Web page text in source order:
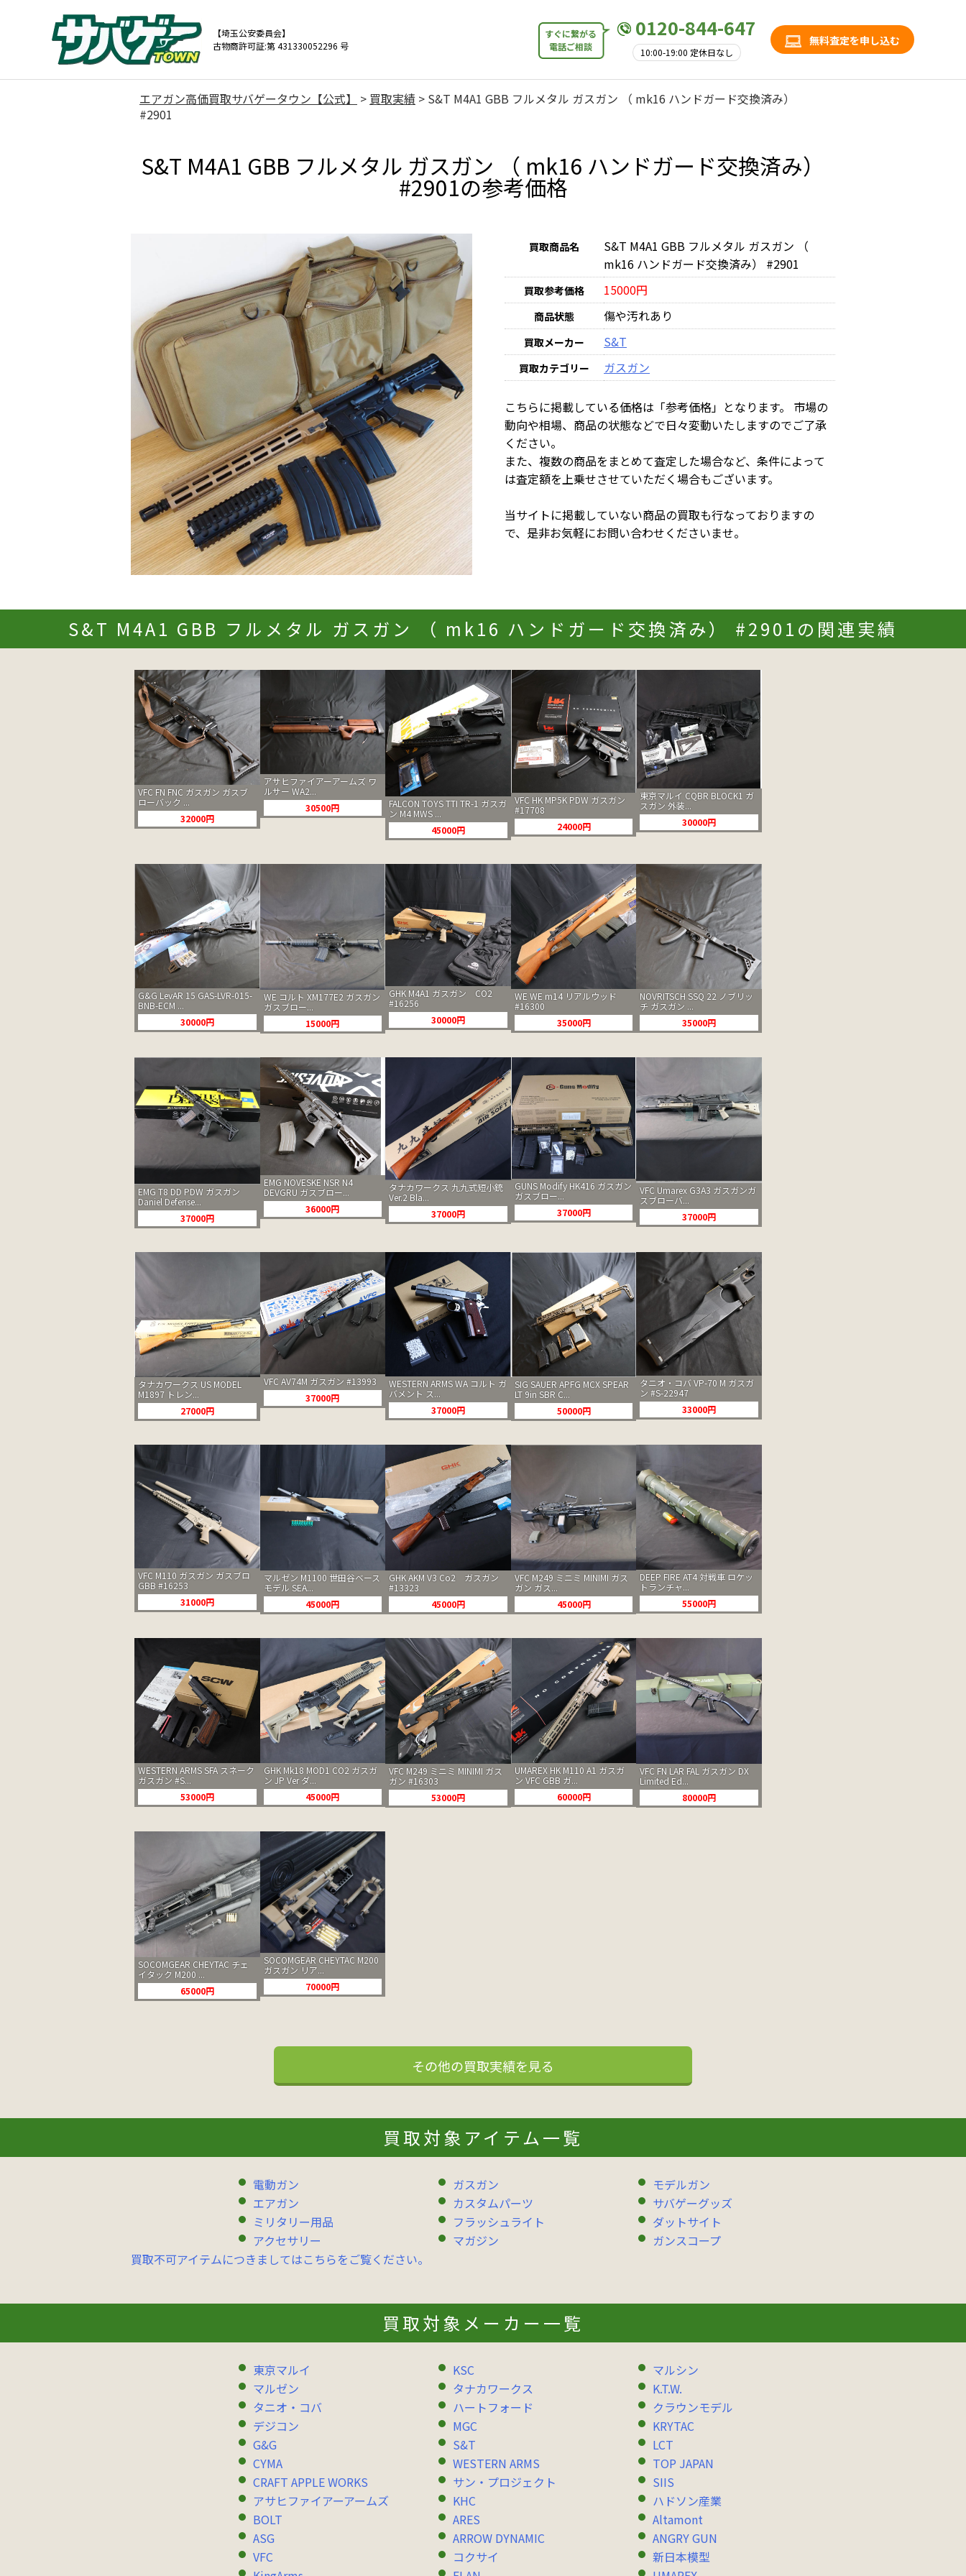
【埼玉公安委員会】
古物商許可証:第 431330052296 号
0120-844-647
10:00-19:00 定休日なし
すぐに繋がる
電話ご相談
無料査定を申し込む
エアガン高価買取サバゲータウン【公式】 > 買取実績 > S&T M4A1 GBB フルメタル ガスガン （ mk16 ハンドガード交換済み）
#2901
S&T M4A1 GBB フルメタル ガスガン （ mk16 ハンドガード交換済み）
#2901の参考価格
買取商品名
S&T M4A1 GBB フルメタル ガスガン （
mk16 ハンドガード交換済み） #2901
買取参考価格 15000円
商品状態 傷や汚れあり
買取メーカー S&T
買取カテゴリー ガスガン
こちらに掲載している価格は「参考価格」となります。 市場の
動向や相場、商品の状態などで日々変動いたしますのでご了承
ください。
また、複数の商品をまとめて査定した場合など、条件によって
は査定額を上乗せさせていただく場合もございます。
当サイトに掲載していない商品の買取も行なっておりますの
で、是非お気軽にお問い合わせくださいませ。
S&T M4A1 GBB フルメタル ガスガン （ mk16 ハンドガード交換済み） #2901の関連実績
VFC FN FNC ガスガン ガスブ
ローバック ...
32000円
アサヒファイアーアームズ ワ
ルサー WA2...
30500円
FALCON TOYS TTI TR-1 ガスガ
ン M4 MWS ...
45000円
VFC HK MP5K PDW ガスガン
#17708
24000円
東京マルイ CQBR BLOCK1 ガ
スガン 外装...
30000円
G&G LevAR 15 GAS-LVR-015-
BNB-ECM ...
30000円
WE コルト XM177E2 ガスガン
ガスブロー...
15000円
GHK M4A1 ガスガン CO2
#16256
30000円
WE WE m14 リアルウッド
#16300
35000円
NOVRITSCH SSQ 22 ノブリッ
チ ガスガン ...
35000円
EMG T8 DD PDW ガスガン
Daniel Defense...
37000円
EMG NOVESKE NSR N4
DEVGRU ガスブロー...
36000円
タナカワークス 九九式短小銃
Ver.2 Bla...
37000円
GUNS Modify HK416 ガスガン
ガスブロー...
37000円
VFC Umarex G3A3 ガスガンガ
スブローバ...
37000円
タナカワークス US MODEL
M1897 トレン...
27000円
VFC AV74M ガスガン #13993
37000円
WESTERN ARMS WA コルト ガ
バメント ス...
37000円
SIG SAUER APFG MCX SPEAR
LT 9in SBR C...
50000円
タニオ・コバ VP-70 M ガスガ
ン #S-22947
33000円
VFC M110 ガスガン ガスブロ
GBB #16253
31000円
マルゼン M1100 世田谷ベース
モデル SEA...
45000円
GHK AKM V3 Co2 ガスガン
#13323
45000円
VFC M249 ミニミ MINIMI ガス
ガン ガス...
45000円
DEEP FIRE AT4 対戦車 ロケッ
トランチャ...
55000円
WESTERN ARMS SFA スネーク
ガスガン #S...
53000円
GHK Mk18 MOD1 CO2 ガスガ
ン JP Ver ダ...
45000円
VFC M249 ミニミ MINIMI ガス
ガン #16303
53000円
UMAREX HK M110 A1 ガスガ
ン VFC GBB ガ...
60000円
VFC FN LAR FAL ガスガン DX
Limited Ed...
80000円
SOCOMGEAR CHEYTAC チェ
イタック M200 ...
65000円
SOCOMGEAR CHEYTAC M200
ガスガン リア...
70000円
その他の買取実績を見る
買取対象アイテム一覧
電動ガン ガスガン
モデルガン
エアガン
カスタムパーツ
サバゲーグッズ
ミリタリー用品
フラッシュライト
ダットサイト
アクセサリー
マガジン
ガンスコープ
買取不可アイテムにつきましてはこちらをご覧ください。
買取対象メーカー一覧
東京マルイ KSC
マルシン
マルゼン
タナカワークス
K.T.W.
タニオ・コバ
ハートフォード
クラウンモデル
デジコン
MGC
KRYTAC
G&G
S&T
LCT
CYMA
WESTERN ARMS
TOP JAPAN
CRAFT APPLE WORKS
サン・プロジェクト
SIIS
アサヒファイアーアームズ
KHC
ハドソン産業
BOLT
ARES
Altamont
ASG
ARROW DYNAMIC
ANGRY GUN
VFC
コクサイ
新日本模型